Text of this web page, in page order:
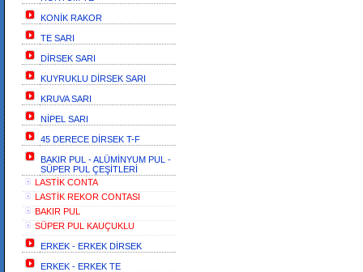
KONİK RAKOR
TE SARI
DİRSEK SARI
KUYRUKLU DİRSEK SARI
KRUVA SARI
NİPEL SARI
45 DERECE DİRSEK T-F
BAKIR PUL - ALÜMİNYUM PUL -
SÜPER PUL ÇEŞİTLERİ
LASTİK CONTA
LASTİK REKOR CONTASI
BAKIR PUL
SÜPER PUL KAUÇUKLU
ERKEK - ERKEK DİRSEK
ERKEK - ERKEK TE